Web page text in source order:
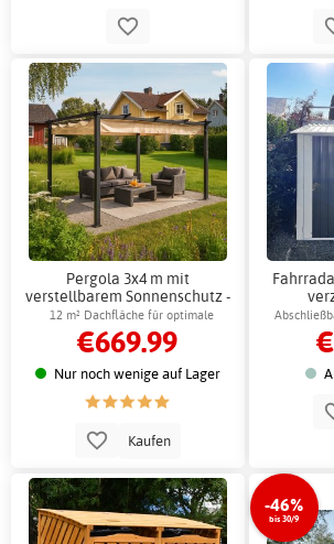
Pergola 3x4 m mit
verstellbarem Sonnenschutz -
Dunkelgraues Aluminium
12 m² Dachfläche für optimale
Beschattung und Schutz
€669.99
Nur noch wenige auf Lager
Kaufen
-46%
bis 30/9